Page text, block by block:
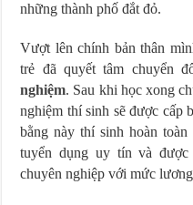
những thành phố đắt đỏ.
Vượt lên chính bản thân
trẻ đã quyết tâm chuyển
nghiệm. Sau khi học xong
nghiệm thí sinh sẽ được cấp
bằng này thí sinh hoàn
tuyển dụng uy tín và
chuyên nghiệp với mức